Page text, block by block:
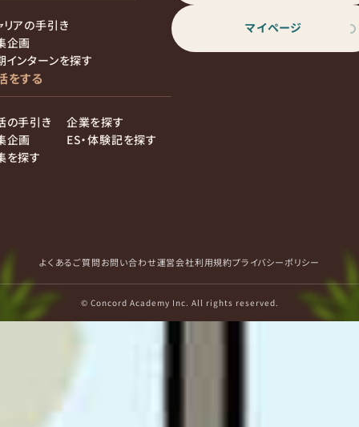
リアの手引き
企画
インターンを探す
をする
の手引き
企画
を探す
企業を探す
ES・体験記を探す
マイページ
よくあるご質問お問い合わせ運営会社利用規約プライバシーポリシー
© Concord Academy Inc. All rights reserved.